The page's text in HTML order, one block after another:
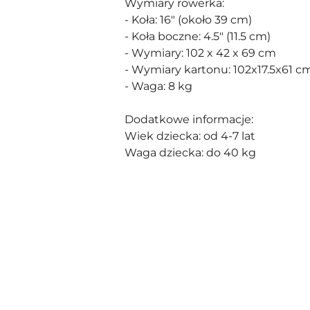
Wymiary rowerka:
- Koła: 16" (około 39 cm)
- Koła boczne: 4.5" (11.5 cm)
- Wymiary: 102 x 42 x 69 cm
- Wymiary kartonu: 102x17.5x61
- Waga: 8 kg
Dodatkowe informacje:
Wiek dziecka: od 4-7 lat
Waga dziecka: do 40 kg